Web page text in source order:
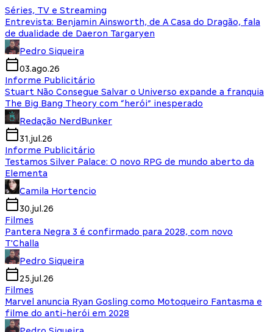
Séries, TV e Streaming
Entrevista: Benjamin Ainsworth, de A Casa do Dragão, fala
de dualidade de Daeron Targaryen
Pedro Siqueira
03.ago.26
Informe Publicitário
Stuart Não Consegue Salvar o Universo expande a franquia
The Big Bang Theory com “herói” inesperado
Redação NerdBunker
31.jul.26
Informe Publicitário
Testamos Silver Palace: O novo RPG de mundo aberto da
Elementa
Camila Hortencio
30.jul.26
Filmes
Pantera Negra 3 é confirmado para 2028, com novo
T'Challa
Pedro Siqueira
25.jul.26
Filmes
Marvel anuncia Ryan Gosling como Motoqueiro Fantasma e
filme do anti-herói em 2028